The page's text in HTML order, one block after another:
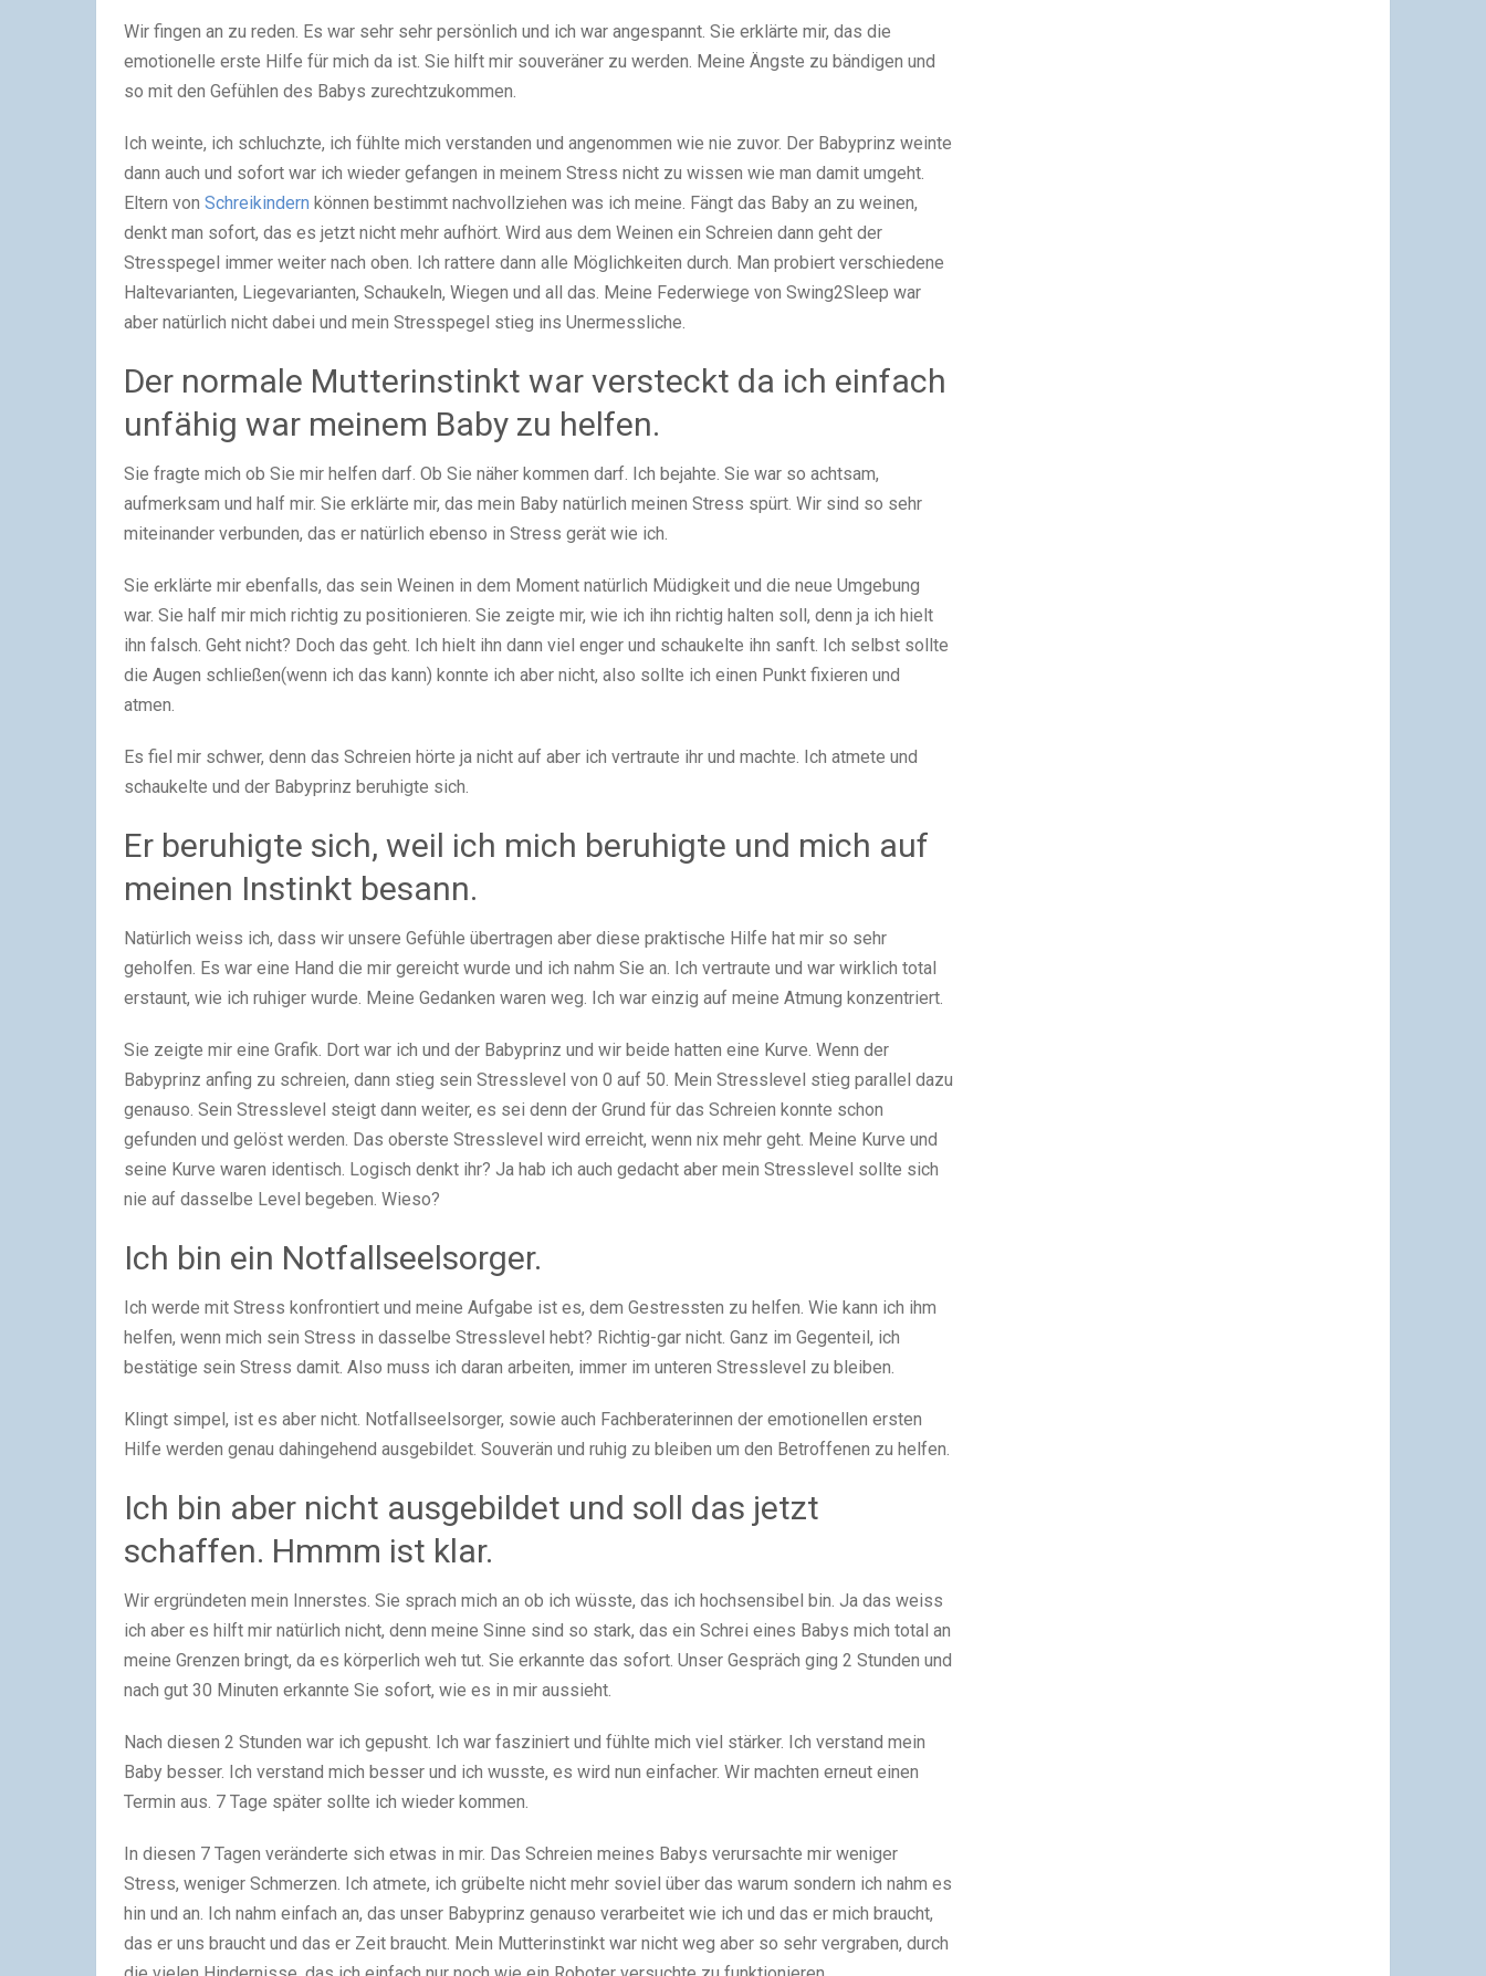
Wir fingen an zu reden. Es war sehr sehr persönlich und ich war angespannt. Sie erklärte mir, das die
emotionelle erste Hilfe für mich da ist. Sie hilft mir souveräner zu werden. Meine Ängste zu bändigen und
so mit den Gefühlen des Babys zurechtzukommen.
Ich weinte, ich schluchzte, ich fühlte mich verstanden und angenommen wie nie zuvor. Der Babyprinz weinte
dann auch und sofort war ich wieder gefangen in meinem Stress nicht zu wissen wie man damit umgeht.
Eltern von Schreikindern können bestimmt nachvollziehen was ich meine. Fängt das Baby an zu weinen,
denkt man sofort, das es jetzt nicht mehr aufhört. Wird aus dem Weinen ein Schreien dann geht der
Stresspegel immer weiter nach oben. Ich rattere dann alle Möglichkeiten durch. Man probiert verschiedene
Haltevarianten, Liegevarianten, Schaukeln, Wiegen und all das. Meine Federwiege von Swing2Sleep war
aber natürlich nicht dabei und mein Stresspegel stieg ins Unermessliche.
Der normale Mutterinstinkt war versteckt da ich einfach
unfähig war meinem Baby zu helfen.
Sie fragte mich ob Sie mir helfen darf. Ob Sie näher kommen darf. Ich bejahte. Sie war so achtsam,
aufmerksam und half mir. Sie erklärte mir, das mein Baby natürlich meinen Stress spürt. Wir sind so sehr
miteinander verbunden, das er natürlich ebenso in Stress gerät wie ich.
Sie erklärte mir ebenfalls, das sein Weinen in dem Moment natürlich Müdigkeit und die neue Umgebung
war. Sie half mir mich richtig zu positionieren. Sie zeigte mir, wie ich ihn richtig halten soll, denn ja ich hielt
ihn falsch. Geht nicht? Doch das geht. Ich hielt ihn dann viel enger und schaukelte ihn sanft. Ich selbst sollte
die Augen schließen(wenn ich das kann) konnte ich aber nicht, also sollte ich einen Punkt fixieren und
atmen.
Es fiel mir schwer, denn das Schreien hörte ja nicht auf aber ich vertraute ihr und machte. Ich atmete und
schaukelte und der Babyprinz beruhigte sich.
Er beruhigte sich, weil ich mich beruhigte und mich auf
meinen Instinkt besann.
Natürlich weiss ich, dass wir unsere Gefühle übertragen aber diese praktische Hilfe hat mir so sehr
geholfen. Es war eine Hand die mir gereicht wurde und ich nahm Sie an. Ich vertraute und war wirklich total
erstaunt, wie ich ruhiger wurde. Meine Gedanken waren weg. Ich war einzig auf meine Atmung konzentriert.
Sie zeigte mir eine Grafik. Dort war ich und der Babyprinz und wir beide hatten eine Kurve. Wenn der
Babyprinz anfing zu schreien, dann stieg sein Stresslevel von 0 auf 50. Mein Stresslevel stieg parallel dazu
genauso. Sein Stresslevel steigt dann weiter, es sei denn der Grund für das Schreien konnte schon
gefunden und gelöst werden. Das oberste Stresslevel wird erreicht, wenn nix mehr geht. Meine Kurve und
seine Kurve waren identisch. Logisch denkt ihr? Ja hab ich auch gedacht aber mein Stresslevel sollte sich
nie auf dasselbe Level begeben. Wieso?
Ich bin ein Notfallseelsorger.
Ich werde mit Stress konfrontiert und meine Aufgabe ist es, dem Gestressten zu helfen. Wie kann ich ihm
helfen, wenn mich sein Stress in dasselbe Stresslevel hebt? Richtig-gar nicht. Ganz im Gegenteil, ich
bestätige sein Stress damit. Also muss ich daran arbeiten, immer im unteren Stresslevel zu bleiben.
Klingt simpel, ist es aber nicht. Notfallseelsorger, sowie auch Fachberaterinnen der emotionellen ersten
Hilfe werden genau dahingehend ausgebildet. Souverän und ruhig zu bleiben um den Betroffenen zu helfen.
Ich bin aber nicht ausgebildet und soll das jetzt
schaffen. Hmmm ist klar.
Wir ergründeten mein Innerstes. Sie sprach mich an ob ich wüsste, das ich hochsensibel bin. Ja das weiss
ich aber es hilft mir natürlich nicht, denn meine Sinne sind so stark, das ein Schrei eines Babys mich total an
meine Grenzen bringt, da es körperlich weh tut. Sie erkannte das sofort. Unser Gespräch ging 2 Stunden und
nach gut 30 Minuten erkannte Sie sofort, wie es in mir aussieht.
Nach diesen 2 Stunden war ich gepusht. Ich war fasziniert und fühlte mich viel stärker. Ich verstand mein
Baby besser. Ich verstand mich besser und ich wusste, es wird nun einfacher. Wir machten erneut einen
Termin aus. 7 Tage später sollte ich wieder kommen.
In diesen 7 Tagen veränderte sich etwas in mir. Das Schreien meines Babys verursachte mir weniger
Stress, weniger Schmerzen. Ich atmete, ich grübelte nicht mehr soviel über das warum sondern ich nahm es
hin und an. Ich nahm einfach an, das unser Babyprinz genauso verarbeitet wie ich und das er mich braucht,
das er uns braucht und das er Zeit braucht. Mein Mutterinstinkt war nicht weg aber so sehr vergraben, durch